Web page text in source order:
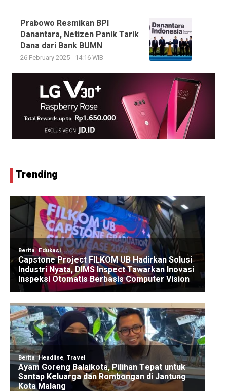
Prabowo Resmikan BPI
Danantara, Netizen Panik Tarik
Dana dari Bank BUMN
26 February 2025 - 14:16 WIB
Trending